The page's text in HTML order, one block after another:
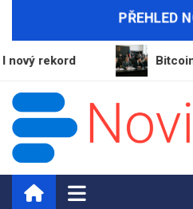
PŘEHLED
Bitcoinová
NovinkyCZ.cz
Magazín novinek a informací